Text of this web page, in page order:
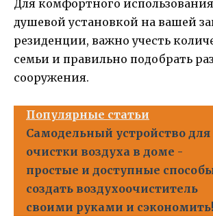
Для комфортного использования
душевой установкой на вашей
резиденции, важно учесть
семьи и правильно подобрать
сооружения.
Популярные статьи
Самодельный устройство для
очистки воздуха в доме -
простые и доступные
создать воздухоочиститель
своими руками и сэкономить!